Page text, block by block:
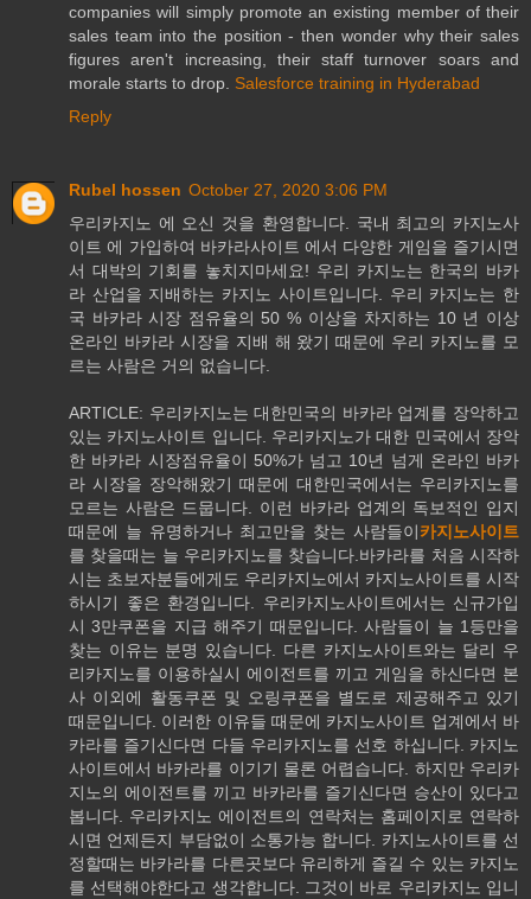
companies will simply promote an existing member of their
sales team into the position - then wonder why their sales
figures aren't increasing, their staff turnover soars and
morale starts to drop. Salesforce training in Hyderabad
Reply
Rubel hossen October 27, 2020 3:06 PM
우리카지노 에 오신 것을 환영합니다. 국내 최고의 카지노사
이트 에 가입하여 바카라사이트 에서 다양한 게임을 즐기시면
서 대박의 기회를 놓치지마세요! 우리 카지노는 한국의 바카
라 산업을 지배하는 카지노 사이트입니다. 우리 카지노는 한
국 바카라 시장 점유율의 50 % 이상을 차지하는 10 년 이상
온라인 바카라 시장을 지배 해 왔기 때문에 우리 카지노를 모
르는 사람은 거의 없습니다.
ARTICLE: 우리카지노는 대한민국의 바카라 업계를 장악하고
있는 카지노사이트 입니다. 우리카지노가 대한 민국에서 장악
한 바카라 시장점유율이 50%가 넘고 10년 넘게 온라인 바카
라 시장을 장악해왔기 때문에 대한민국에서는 우리카지노를
모르는 사람은 드뭅니다. 이런 바카라 업계의 독보적인 입지
때문에 늘 유명하거나 최고만을 찾는 사람들이카지노사이트
를 찾을때는 늘 우리카지노를 찾습니다.바카라를 처음 시작하
시는 초보자분들에게도 우리카지노에서 카지노사이트를 시작
하시기 좋은 환경입니다. 우리카지노사이트에서는 신규가입
시 3만쿠폰을 지급 해주기 때문입니다. 사람들이 늘 1등만을
찾는 이유는 분명 있습니다. 다른 카지노사이트와는 달리 우
리카지노를 이용하실시 에이전트를 끼고 게임을 하신다면 본
사 이외에 활동쿠폰 및 오링쿠폰을 별도로 제공해주고 있기
때문입니다. 이러한 이유들 때문에 카지노사이트 업계에서 바
카라를 즐기신다면 다들 우리카지노를 선호 하십니다. 카지노
사이트에서 바카라를 이기기 물론 어렵습니다. 하지만 우리카
지노의 에이전트를 끼고 바카라를 즐기신다면 승산이 있다고
봅니다. 우리카지노 에이전트의 연락처는 홈페이지로 연락하
시면 언제든지 부담없이 소통가능 합니다. 카지노사이트를 선
정할때는 바카라를 다른곳보다 유리하게 즐길 수 있는 카지노
를 선택해야한다고 생각합니다. 그것이 바로 우리카지노 입니